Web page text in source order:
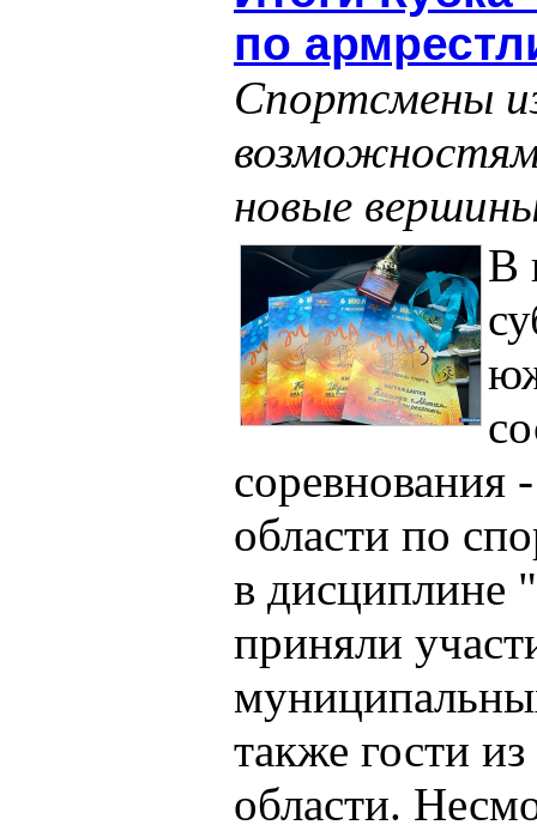
по
Спортсмены
новые
В
соревнования
области по
в дисциплине
приняли
также гости
области.